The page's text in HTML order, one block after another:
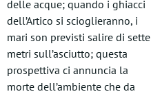
delle acque; quando i ghiacci
dell’Artico si scioglieranno, i
mari son previsti salire di sette
metri sull’asciutto; questa
prospettiva ci annuncia la
morte dell’ambiente che da